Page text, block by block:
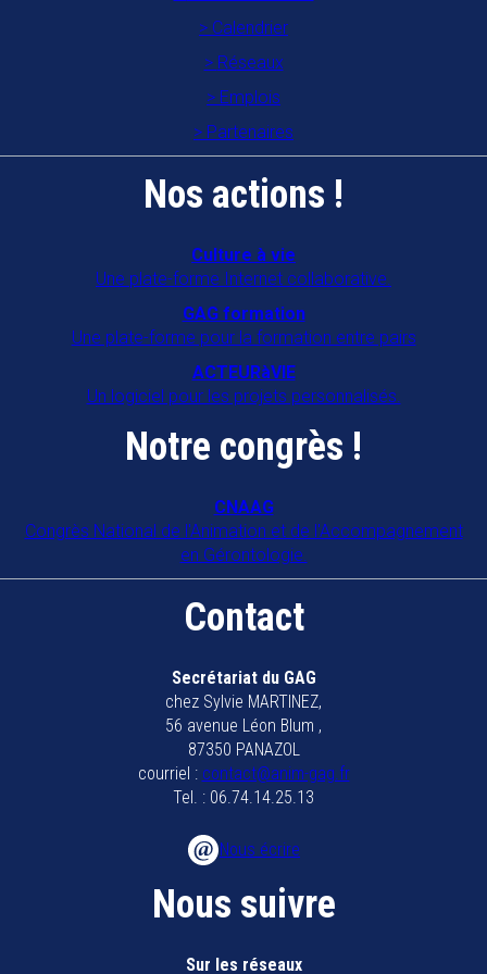
établissements gériatriques en
Association familles rurales "A Gran
BAIE MAHAULT
CAP ANIM 22
SAINT BRIEUC
COORD'ÂGE 34
TAVAUX
Collectif anim 79
79200 Parthenay
Marennes Oléron
EHPAD BAUER
EHPAD Bayonne
EHPAD Chatelat Melun
Calendrier
Réseaux
Emplois
Partenaires
Nos actions !
Culture à vie
Une plate-forme Internet collaborative.
GAG formation
Une plate-forme pour la formation entre pairs
ACTEURàVIE
Un logiciel pour les projets personnalisés.
Notre congrès !
CNAAG
Congrès National de l'Animation et de l'Accompagnement
en Gérontologie.
Contact
Secrétariat du GAG
chez Sylvie MARTINEZ,
56 avenue Léon Blum ,
87350 PANAZOL
courriel : contact@anim-gag.fr
Tel. : 06.74.14.25.13
Nous écrire
Nous suivre
Sur les réseaux